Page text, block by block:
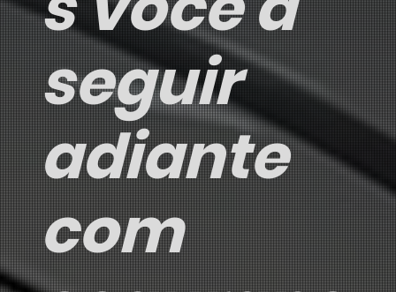
seguir
adiante
com